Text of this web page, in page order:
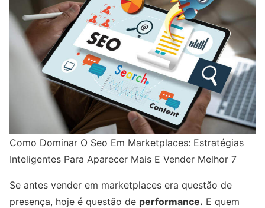
Como Dominar O Seo Em Marketplaces: Estratégias
Inteligentes Para Aparecer Mais E Vender Melhor 7
Se antes vender em marketplaces era questão de
presença, hoje é questão de performance. E quem